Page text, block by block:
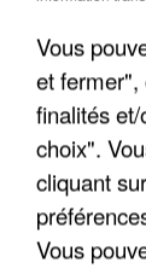
UN
Vous
et fermer",
finalités
choix".
cliquant
Vous